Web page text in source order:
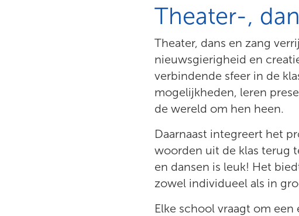
Theater-,
Theater, dans en zang
nieuwsgierigheid en
verbindende sfeer in de
mogelijkheden, leren
de wereld om hen heen.
Daarnaast integreert het
woorden uit de klas terug
en dansen is leuk! Het
zowel individueel als in
Elke school vraagt om